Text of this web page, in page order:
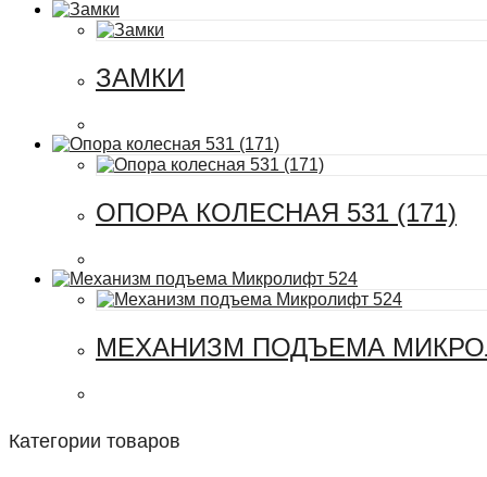
ЗАМКИ
ОПОРА КОЛЕСНАЯ 531 (171)
МЕХАНИЗМ ПОДЪЕМА
Категории товаров